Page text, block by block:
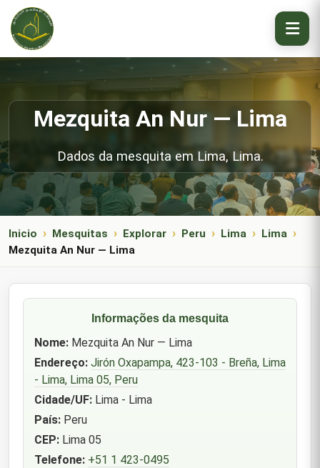
Mezquita An Nur — Lima
Dados da mesquita em Lima, Lima.
Inicio Mesquitas Explorar Peru Lima
Lima
Mezquita An Nur — Lima
Informações da mesquita
Nome:Mezquita An Nur — Lima
Endereço: Jirón Oxapampa, 423-103 - Breña, Lima
- Lima, Lima 05, Peru
Cidade/UF:Lima - Lima
País:Peru
CEP:Lima 05
Telefone: +51 1 423-0495